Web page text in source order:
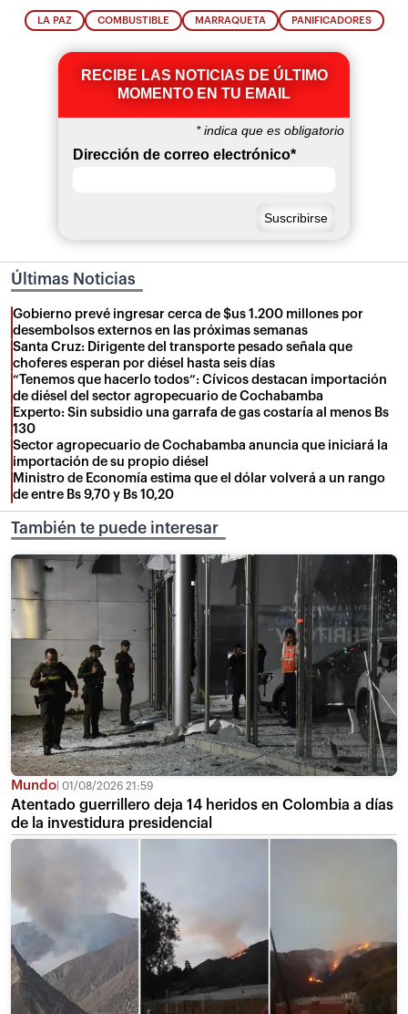
LA PAZ COMBUSTIBLE MARRAQUETA PANIFICADORES
RECIBE LAS NOTICIAS DE ÚLTIMO
MOMENTO EN TU EMAIL
*indica que es obligatorio
Dirección de correo electrónico*
Últimas Noticias
Gobierno prevé ingresar cerca de $us 1.200 millones por
desembolsos externos en las próximas semanas
Santa Cruz: Dirigente del transporte pesado señala que
choferes esperan por diésel hasta seis días
“Tenemos que hacerlo todos”: Cívicos destacan importación
de diésel del sector agropecuario de Cochabamba
Experto: Sin subsidio una garrafa de gas costaría al menos Bs
130
Sector agropecuario de Cochabamba anuncia que iniciará la
importación de su propio diésel
Ministro de Economía estima que el dólar volverá a un rango
de entre Bs 9,70 y Bs 10,20
También te puede interesar
Mundo 01/08/2026 21:59
Atentado guerrillero deja 14 heridos en Colombia a días
de la investidura presidencial